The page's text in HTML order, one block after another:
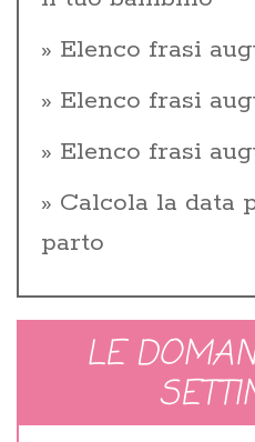
Elenco frasi
Elenco frasi
Elenco frasi
Calcola la data
parto
LE